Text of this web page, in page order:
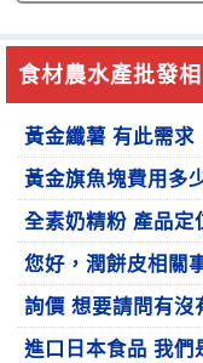
食材農水產批發
黃金纖薯 有此需求
黃金旗魚塊費用多
全素奶精粉 產品定
您好，潤餅皮相關
詢價 想要請問有沒
進口日本食品 我們